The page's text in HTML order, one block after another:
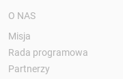
O NAS
Misja
Rada programowa
Partnerzy